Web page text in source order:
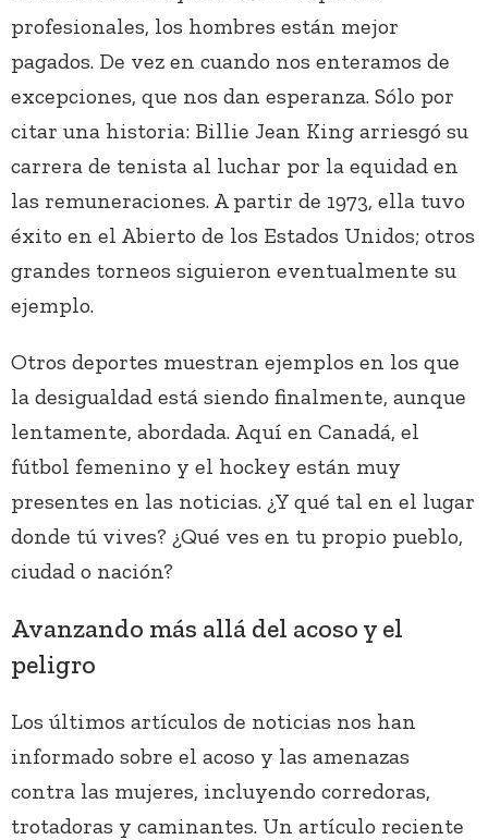
profesionales, los hombres están mejor
pagados. De vez en cuando nos enteramos de
excepciones, que nos dan esperanza. Sólo por
citar una historia: Billie Jean King arriesgó su
carrera de tenista al luchar por la equidad en
las remuneraciones. A partir de 1973, ella tuvo
éxito en el Abierto de los Estados Unidos; otros
grandes torneos siguieron eventualmente su
ejemplo.
Otros deportes muestran ejemplos en los que
la desigualdad está siendo finalmente, aunque
lentamente, abordada. Aquí en Canadá, el
fútbol femenino y el hockey están muy
presentes en las noticias. ¿Y qué tal en el lugar
donde tú vives? ¿Qué ves en tu propio pueblo,
ciudad o nación?
Avanzando más allá del acoso y el
peligro
Los últimos artículos de noticias nos han
informado sobre el acoso y las amenazas
contra las mujeres, incluyendo corredoras,
trotadoras y caminantes. Un artículo reciente